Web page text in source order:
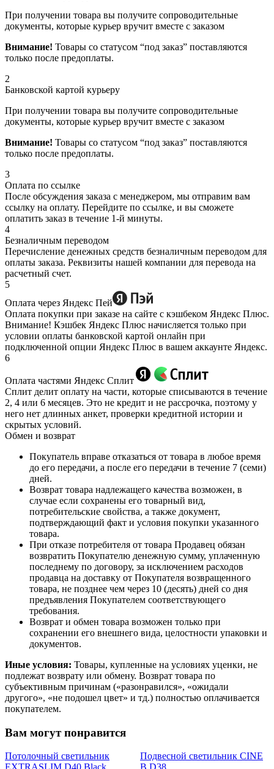
При получении товара вы получите сопроводительные
документы, которые курьер вручит вместе с заказом
Внимание! Товары со статусом “под заказ” поставляются
только после предоплаты.
2
Банковской картой курьеру
При получении товара вы получите сопроводительные
документы, которые курьер вручит вместе с заказом
Внимание! Товары со статусом “под заказ” поставляются
только после предоплаты.
3
Оплата по ссылке
После обсуждения заказа с менеджером, мы отправим вам
ссылку на оплату. Перейдите по ссылке, и вы сможете
оплатить заказ в течение 1-й минуты.
4
Безналичным переводом
Перечисление денежных средств безналичным переводом для
оплаты заказа. Реквизиты нашей компании для перевода на
расчетный счет.
5
Оплата через Яндекс Пей
Оплата покупки при заказе на сайте с кэшбеком Яндекс Плюс.
Внимание! Кэшбек Яндекс Плюс начисляется только при
условии оплаты банковской картой онлайн при
подключенной опции Яндекс Плюс в вашем аккаунте Яндекс.
6
Оплата частями Яндекс Сплит
Сплит делит оплату на части, которые списываются в течение
2, 4 или 6 месяцев. Это не кредит и не рассрочка, поэтому у
него нет длинных анкет, проверки кредитной истории и
скрытых условий.
Обмен и возврат
Покупатель вправе отказаться от товара в любое время
до его передачи, а после его передачи в течение 7 (семи)
дней.
Возврат товара надлежащего качества возможен, в
случае если сохранены его товарный вид,
потребительские свойства, а также документ,
подтверждающий факт и условия покупки указанного
товара.
При отказе потребителя от товара Продавец обязан
возвратить Покупателю денежную сумму, уплаченную
последнему по договору, за исключением расходов
продавца на доставку от Покупателя возвращенного
товара, не позднее чем через 10 (десять) дней со дня
предъявления Покупателем соответствующего
требования.
Возврат и обмен товара возможен только при
сохранении его внешнего вида, целостности упаковки и
документов.
Иные условия: Товары, купленные на условиях уценки, не
подлежат возврату или обмену. Возврат товара по
субъективным причинам («разонравился», «ожидали
другого», «не подошел цвет» и тд.) полностью оплачивается
покупателем.
Вам могут понравится
Потолочный светильник
Подвесной светильник CINE